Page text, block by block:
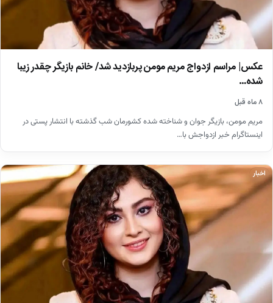
عکس| مراسم ازدواج مریم مومن پربازدید شد/ خانم بازیگر چقدر زیبا
شده…
۸ ماه قبل
مریم مومن، بازیگر جوان و شناخته شده کشورمان شب گذشته با انتشار پستی در
اینستاگرام خبر ازدواجش با…
اخبار